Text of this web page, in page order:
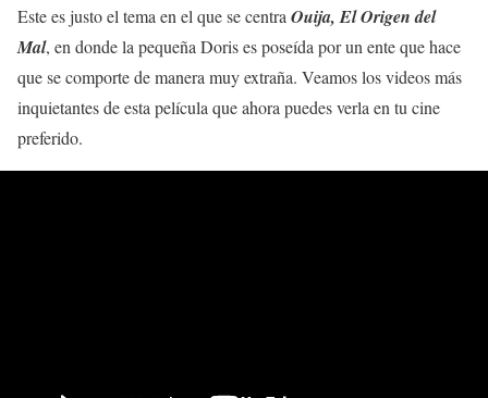
Este es justo el tema en el que se centra Ouija, El Origen del
Mal, en donde la pequeña Doris es poseída por un ente que hace
que se comporte de manera muy extraña. Veamos los videos más
inquietantes de esta película que ahora puedes verla en tu cine
preferido.